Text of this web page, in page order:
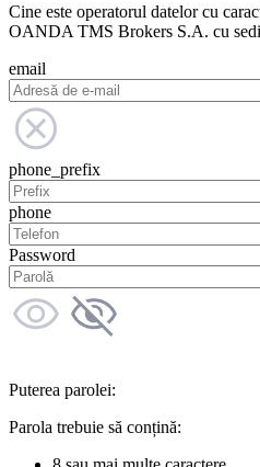
Cine este operatorul datelor cu
OANDA TMS Brokers S.A. cu
email
phone_prefix
phone
Password
Puterea parolei:
Parola trebuie să conțină: